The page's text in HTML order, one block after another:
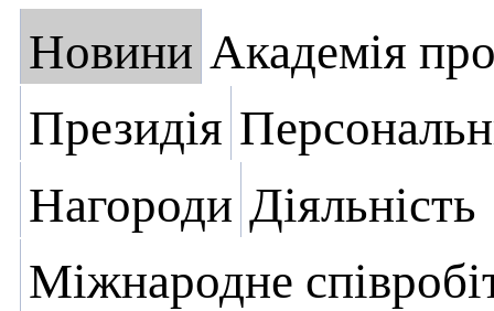
Новини Академія
Президія
Нагороди Діяльність
Міжнародне